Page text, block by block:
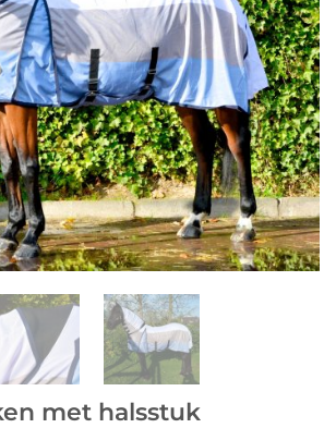
met halsstuk